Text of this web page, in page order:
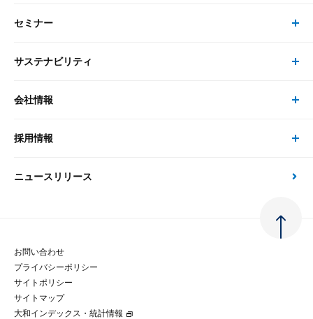
大和総研の強み
先端テクノロジーに基づく新たな価値の創出
政策分析
金融経済教育等
研究員
書籍・刊行物 トップ
書籍
セミナー
セミナー トップ
現在受付中のセミナー・イベント
サステナビリティ
サステナビリティの取り組み
次世代社会への貢献
マルチステークホルダー方針
会社情報
会社情報 トップ
会社概要・役員一覧
大和総研の歩み
採用情報
採用情報 トップ
経験者採用
ニュースリリース
お問い合わせ
プライバシーポリシー
サイトポリシー
サイトマップ
大和インデックス・統計情報